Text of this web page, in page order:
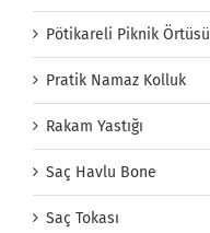
Pötikareli Piknik Örtüsü
Pratik Namaz Kolluk
Rakam Yastığı
Saç Havlu Bone
Saç Tokası